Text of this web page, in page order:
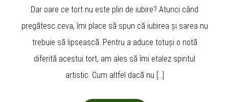
Dar oare ce tort nu este plin de iubire? Atunci când
pregătesc ceva, îmi place să spun că iubirea și sarea nu
trebuie să lipsească. Pentru a aduce totuși o notă
diferită acestui tort, am ales să îmi etalez spiritul
artistic. Cum altfel dacă nu […]